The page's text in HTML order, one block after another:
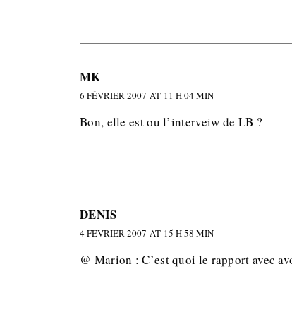
MK
6 FÉVRIER 2007 AT 11 H 04 MIN
Bon, elle est ou l’interveiw de LB ?
DENIS
4 FÉVRIER 2007 AT 15 H 58 MIN
@ Marion : C’est quoi le rapport avec